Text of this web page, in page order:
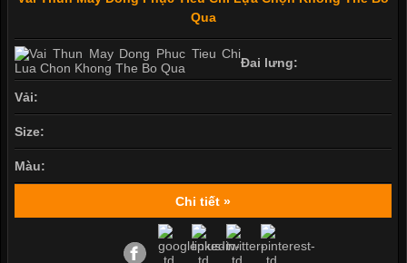
Qua
Đai lưng:
Vải:
Size:
Màu:
Chi tiết »